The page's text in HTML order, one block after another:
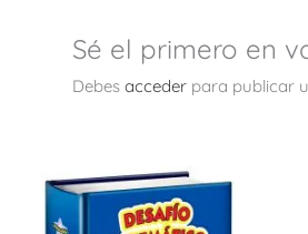
Sé el primero en
Debes acceder para publicar